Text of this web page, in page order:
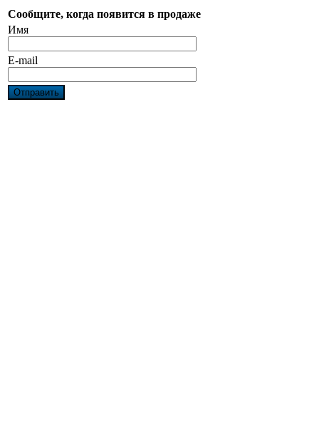
Сообщите, когда появится в продаже
Имя
E-mail